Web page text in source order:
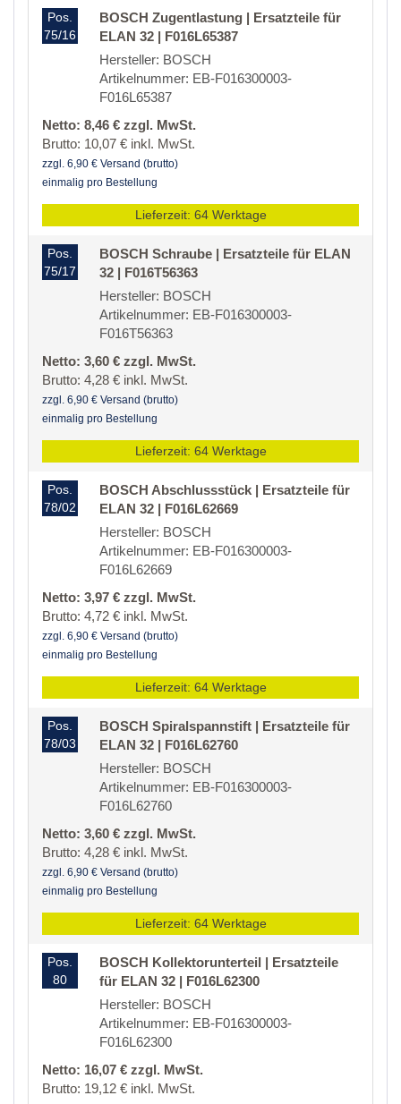
Pos.
75/16
BOSCH Zugentlastung | Ersatzteile für
ELAN 32 | F016L65387
Hersteller: BOSCH
Artikelnummer: EB-F016300003-
F016L65387
Netto: 8,46 € zzgl. MwSt.
Brutto: 10,07 € inkl. MwSt.
zzgl. 6,90 € Versand (brutto)
einmalig pro Bestellung
Lieferzeit: 64 Werktage
Pos.
75/17
BOSCH Schraube | Ersatzteile für ELAN
32 | F016T56363
Hersteller: BOSCH
Artikelnummer: EB-F016300003-
F016T56363
Netto: 3,60 € zzgl. MwSt.
Brutto: 4,28 € inkl. MwSt.
zzgl. 6,90 € Versand (brutto)
einmalig pro Bestellung
Lieferzeit: 64 Werktage
Pos.
78/02
BOSCH Abschlussstück | Ersatzteile für
ELAN 32 | F016L62669
Hersteller: BOSCH
Artikelnummer: EB-F016300003-
F016L62669
Netto: 3,97 € zzgl. MwSt.
Brutto: 4,72 € inkl. MwSt.
zzgl. 6,90 € Versand (brutto)
einmalig pro Bestellung
Lieferzeit: 64 Werktage
Pos.
78/03
BOSCH Spiralspannstift | Ersatzteile für
ELAN 32 | F016L62760
Hersteller: BOSCH
Artikelnummer: EB-F016300003-
F016L62760
Netto: 3,60 € zzgl. MwSt.
Brutto: 4,28 € inkl. MwSt.
zzgl. 6,90 € Versand (brutto)
einmalig pro Bestellung
Lieferzeit: 64 Werktage
Pos.
80
BOSCH Kollektorunterteil | Ersatzteile
für ELAN 32 | F016L62300
Hersteller: BOSCH
Artikelnummer: EB-F016300003-
F016L62300
Netto: 16,07 € zzgl. MwSt.
Brutto: 19,12 € inkl. MwSt.